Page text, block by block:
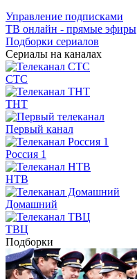
Управление подписками
ТВ онлайн - прямые эфиры
Подборки сериалов
Сериалы на каналах
СТС
ТНТ
Первый канал
Россия 1
НТВ
Домашний
ТВЦ
Подборки